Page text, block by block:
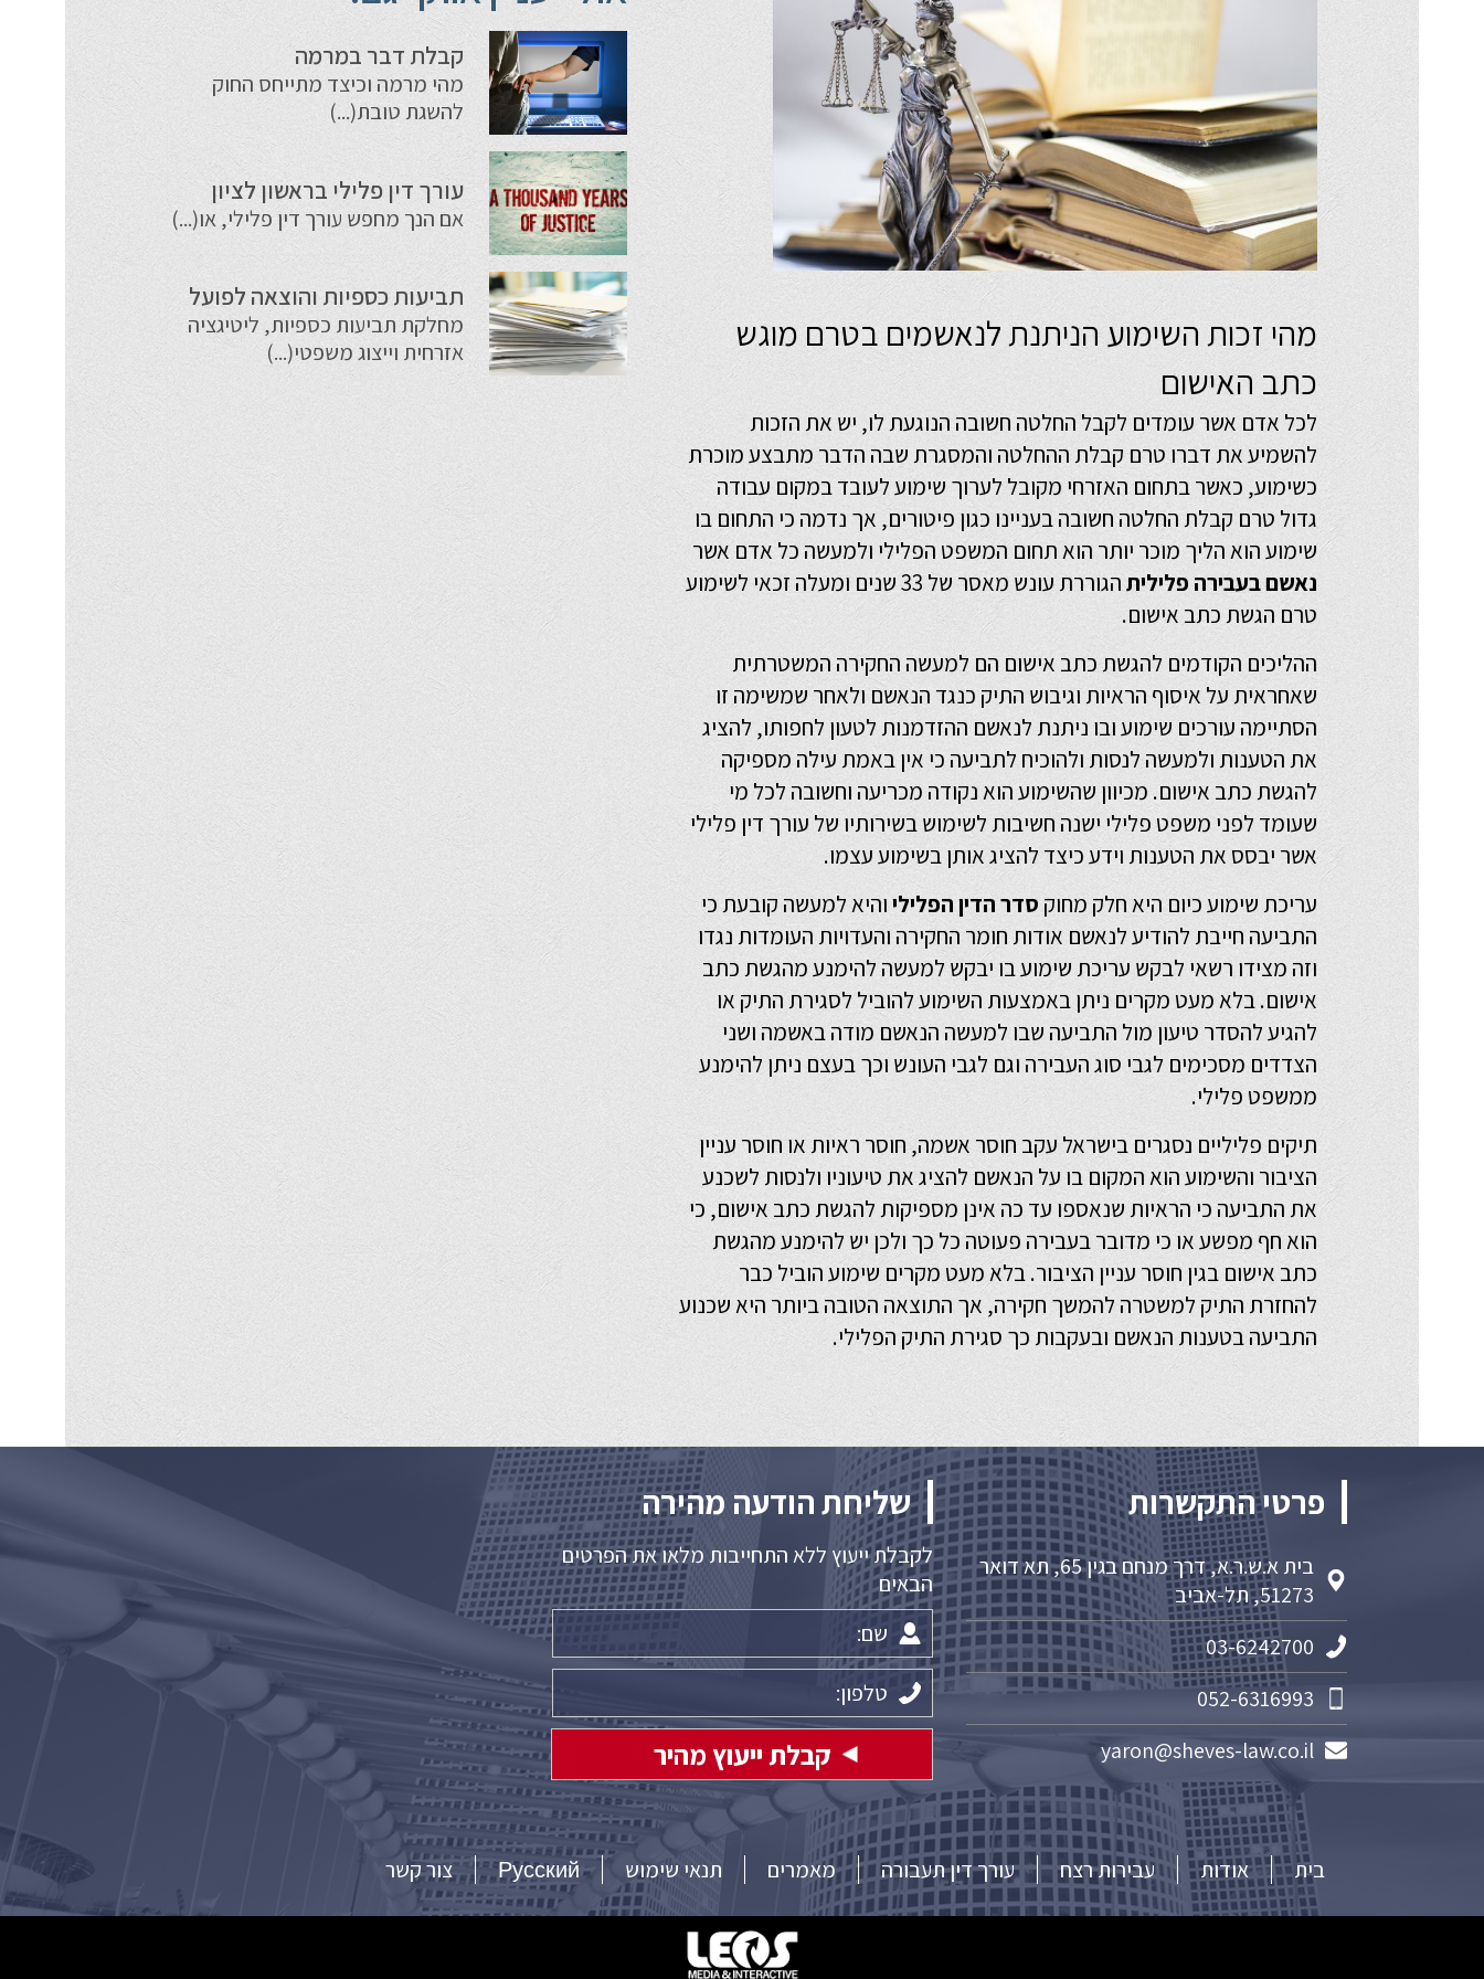
מהי זכות השימוע הניתנת לנאשמים בטרם מוגש
כתב האישום
לכל אדם אשר עומדים לקבל החלטה חשובה הנוגעת לו, יש את הזכות
להשמיע את דברו טרם קבלת ההחלטה והמסגרת שבה הדבר מתבצע מוכרת
כשימוע, כאשר בתחום האזרחי מקובל לערוך שימוע לעובד במקום עבודה
גדול טרם קבלת החלטה חשובה בעניינו כגון פיטורים, אך נדמה כי התחום בו
שימוע הוא הליך מוכר יותר הוא תחום המשפט הפלילי ולמעשה כל אדם אשר
נאשם בעבירה פלילית
הגוררת עונש מאסר של 33 שנים ומעלה זכאי לשימוע
טרם הגשת כתב אישום.
ההליכים הקודמים להגשת כתב אישום הם למעשה החקירה המשטרתית
שאחראית על איסוף הראיות וגיבוש התיק כנגד הנאשם ולאחר שמשימה זו
הסתיימה עורכים שימוע ובו ניתנת לנאשם ההזדמנות לטעון לחפותו, להציג
את הטענות ולמעשה לנסות ולהוכיח לתביעה כי אין באמת עילה מספיקה
להגשת כתב אישום. מכיוון שהשימוע הוא נקודה מכריעה וחשובה לכל מי
שעומד לפני משפט פליליישנה חשיבות לשימוש בשירותיו של עורך דין פלילי
אשר יבסס את הטענות וידע כיצד להציג אותן בשימוע עצמו.
עריכת שימוע כיום היא חלק מחוק סדר הדין הפליליוהיא למעשה קובעת כי
התביעה חייבת להודיע לנאשם אודות חומר החקירה והעדויות העומדות נגדו
וזה מצידו רשאי לבקש עריכת שימוע בו יבקש למעשה להימנע מהגשת כתב
אישום. בלא מעט מקרים ניתן באמצעות השימוע להוביל לסגירת התיק או
להגיע להסדר טיעון מול התביעה שבו למעשה הנאשם מודה באשמה ושני
הצדדים מסכימים לגבי סוג העבירה וגם לגבי העונש וכך בעצם ניתן להימנע
ממשפט פלילי.
תיקים פליליים נסגרים בישראל עקב חוסר אשמה, חוסר ראיות או חוסר עניין
הציבור והשימוע הוא המקום בו על הנאשם להציג את טיעוניו ולנסות לשכנע
את התביעה כי הראיות שנאספו עד כה אינן מספיקות להגשת כתב אישום, כי
הוא חף מפשע או כי מדובר בעבירה פעוטה כל כך ולכן יש להימנע מהגשת
כתב אישום בגין חוסר עניין הציבור. בלא מעט מקרים שימוע הוביל כבר
להחזרת התיק למשטרה להמשך חקירה, אך התוצאה הטובה ביותר היא שכנוע
התביעה בטענות הנאשם ובעקבות כך סגירת התיק הפלילי.
קבלת דבר במרמה
מהי מרמה וכיצד מתייחס החוק
להשגת טובת(...)
עורך דין פלילי בראשון לציון
אם הנך מחפש עורך דין פלילי, או(...)
תביעות כספיות והוצאה לפועל
מחלקת תביעות כספיות, ליטיגציה
אזרחית וייצוג משפטי(...)
פרטי התקשרות
בית א.ש.ר.א, דרך מנחם בגין 65, תא דואר
51273, תל-אביב
03-6242700
052-6316993
yaron@sheves-law.co.il
שליחת הודעה מהירה
לקבלת ייעוץ ללא התחייבות מלאו את הפרטים
הבאים
בית אודות עבירות רצח עורך דין תעבורה מאמרים תנאי שימוש Русский צור קשר